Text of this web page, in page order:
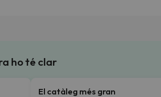
ho té clar
El catàleg més gran